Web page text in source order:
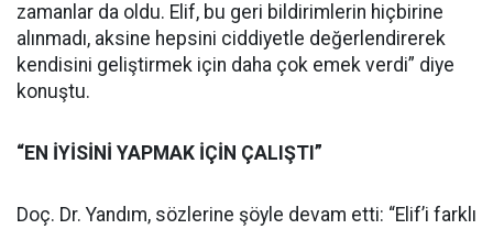
zamanlar da oldu. Elif, bu geri bildirimlerin hiçbirine
alınmadı, aksine hepsini ciddiyetle değerlendirerek
kendisini geliştirmek için daha çok emek verdi” diye
konuştu.
“EN İYİSİNİ YAPMAK İÇİN ÇALIŞTI”
Doç. Dr. Yandım, sözlerine şöyle devam etti: “Elif’i farklı